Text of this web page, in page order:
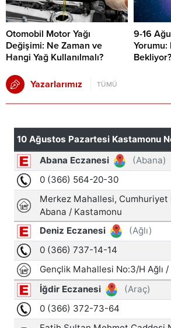
Otomobil Motor Yağı
Değişimi: Ne Zaman ve
Hangi Yağ Kullanılmalı?
9-16
Bekliyor?
Yazarlarımız TÜMÜ